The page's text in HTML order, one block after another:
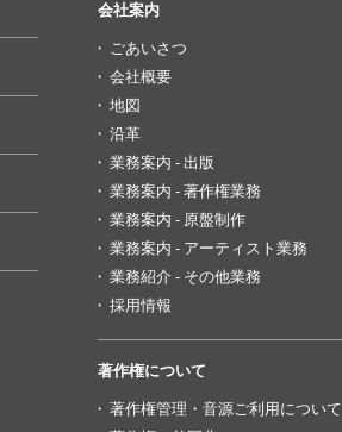
会社案内
ごあいさつ
会社概要
地図
沿革
業務案内 - 出版
業務案内 - 著作権業務
業務案内 - 原盤制作
業務案内 - アーティスト業務
業務紹介 - その他業務
採用情報
著作権について
著作権管理・音源ご利用について